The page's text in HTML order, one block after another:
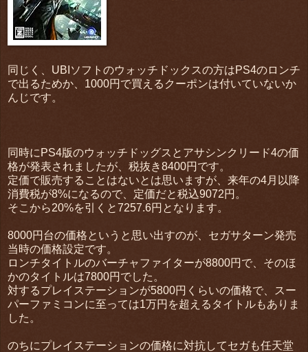
同じく、UBIソフトのウォッチドックスの方はPS4のロンチ
で出るためか、1000円で買えるクーポンは付いていないか
んじです。
同時にPS4版のウォッチドッグスとアサシンクリード4の価
格が発表されましたが、税抜き8400円です。
定価で販売することはないとは思いますが、来年の4月以降
消費税が8%になるので、定価だと税込9072円。
そこから20%を引くと7257.6円となります。
8000円台の価格というと思い出すのが、セガサターン発売
当時の価格設定です。
ロンチタイトルのバーチャファイターが8800円で、そのほ
かのタイトルは7800円でした。
対するプレイステーションが5800円くらいの価格で、スー
パーファミコンに至っては1万円を超えるタイトルもありま
した。
のちにプレイステーションの価格に対抗してセガも任天堂